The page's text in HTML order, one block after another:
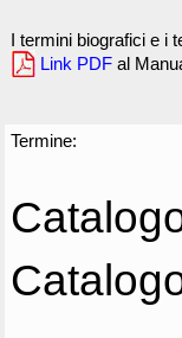
I termini biografici e i
Link PDF al
Termine: